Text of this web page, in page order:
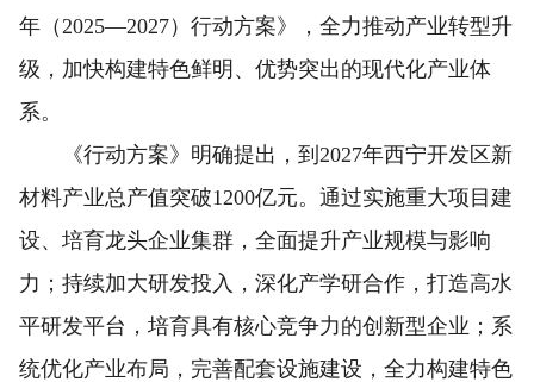
年（2025—2027）行动方案》，全力推动产业转型升
级，加快构建特色鲜明、优势突出的现代化产业体
系。
《行动方案》明确提出，到2027年西宁开发区新
材料产业总产值突破1200亿元。通过实施重大项目建
设、培育龙头企业集群，全面提升产业规模与影响
力；持续加大研发投入，深化产学研合作，打造高水
平研发平台，培育具有核心竞争力的创新型企业；系
统优化产业布局，完善配套设施建设，全力构建特色